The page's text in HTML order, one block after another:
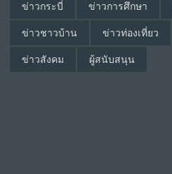
ข่าวกระบี่ ข่าวการศึกษา
ข่าวชาวบ้าน ข่าวท่องเที่ยว
ข่าวสังคม ผู้สนับสนุน